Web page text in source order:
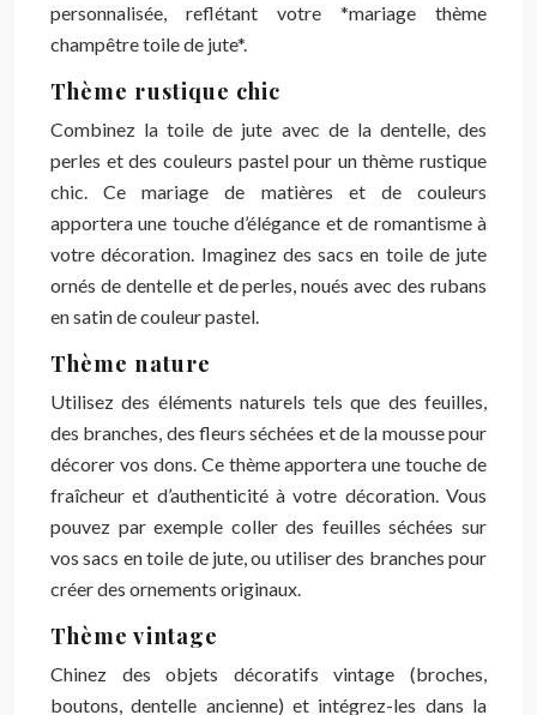
personnalisée, reflétant votre *mariage thème
champêtre toile de jute*.
Thème rustique chic
Combinez la toile de jute avec de la dentelle, des
perles et des couleurs pastel pour un thème rustique
chic. Ce mariage de matières et de couleurs
apportera une touche d’élégance et de romantisme à
votre décoration. Imaginez des sacs en toile de jute
ornés de dentelle et de perles, noués avec des rubans
en satin de couleur pastel.
Thème nature
Utilisez des éléments naturels tels que des feuilles,
des branches, des fleurs séchées et de la mousse pour
décorer vos dons. Ce thème apportera une touche de
fraîcheur et d’authenticité à votre décoration. Vous
pouvez par exemple coller des feuilles séchées sur
vos sacs en toile de jute, ou utiliser des branches pour
créer des ornements originaux.
Thème vintage
Chinez des objets décoratifs vintage (broches,
boutons, dentelle ancienne) et intégrez-les dans la